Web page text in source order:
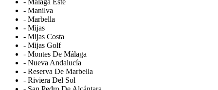
- Málaga Este
- Manilva
- Marbella
- Mijas
- Mijas Costa
- Mijas Golf
- Montes De Málaga
- Nueva Andalucía
- Reserva De Marbella
- Riviera Del Sol